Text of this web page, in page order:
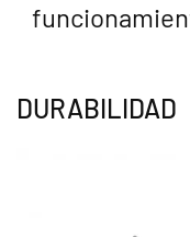
DURABILIDAD